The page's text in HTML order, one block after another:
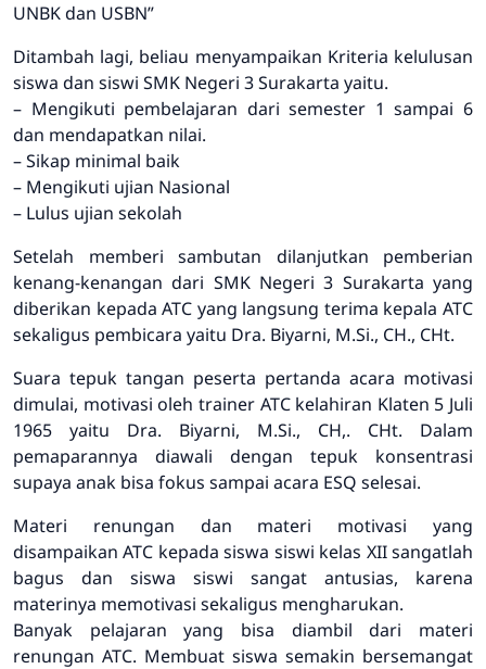
UNBK dan USBN”
Ditambah lagi, beliau menyampaikan Kriteria kelulusan
siswa dan siswi SMK Negeri 3 Surakarta yaitu.
– Mengikuti pembelajaran dari semester 1 sampai 6
dan mendapatkan nilai.
– Sikap minimal baik
– Mengikuti ujian Nasional
– Lulus ujian sekolah
Setelah memberi sambutan dilanjutkan pemberian
kenang-kenangan dari SMK Negeri 3 Surakarta yang
diberikan kepada ATC yang langsung terima kepala ATC
sekaligus pembicara yaitu Dra. Biyarni, M.Si., CH., CHt.
Suara tepuk tangan peserta pertanda acara motivasi
dimulai, motivasi oleh trainer ATC kelahiran Klaten 5 Juli
1965 yaitu Dra. Biyarni, M.Si., CH,. CHt. Dalam
pemaparannya diawali dengan tepuk konsentrasi
supaya anak bisa fokus sampai acara ESQ selesai.
Materi renungan dan materi motivasi yang
disampaikan ATC kepada siswa siswi kelas XII sangatlah
bagus dan siswa siswi sangat antusias, karena
materinya memotivasi sekaligus mengharukan.
Banyak pelajaran yang bisa diambil dari materi
renungan ATC. Membuat siswa semakin bersemangat